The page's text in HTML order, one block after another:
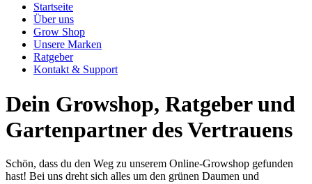
Startseite
Über uns
Grow Shop
Unsere Marken
Ratgeber
Kontakt & Support
Dein Growshop, Ratgeber und
Gartenpartner des Vertrauens
Schön, dass du den Weg zu unserem Online-Growshop gefunden
hast! Bei uns dreht sich alles um den grünen Daumen und